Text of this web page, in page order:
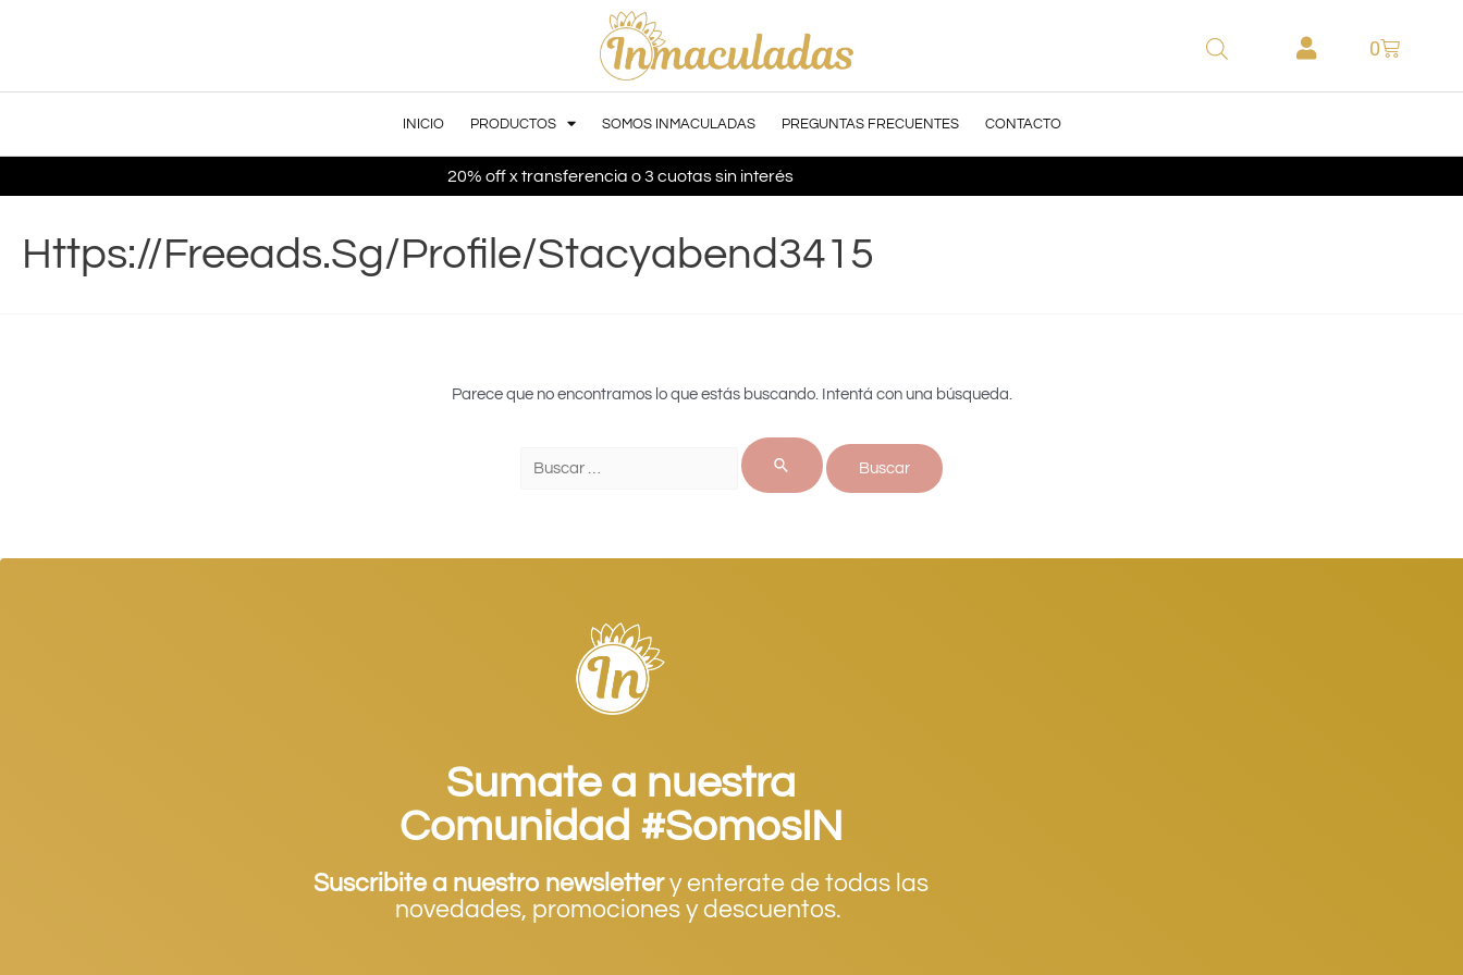
0
INICIO PRODUCTOS SOMOS INMACULADAS PREGUNTAS FRECUENTES CONTACTO
20% off x transferencia o 3 cuotas sin interés
Https://freeads.sg/profile/stacyabend3415
Parece que no encontramos lo que estás buscando. Intentá con una búsqueda.
Sumate a nuestra
Comunidad #SomosIN
Suscribite a nuestro newslettery enterate de todas las
novedades, promociones y descuentos.